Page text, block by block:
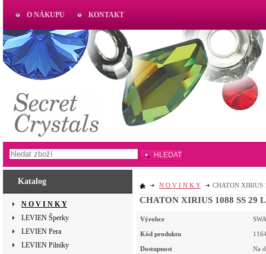
Katalog
N O V I N K Y
LEVIEN Šperky
LEVIEN Pera
LEVIEN Pilníky
N O V I N K Y CHATON XIRIUS
CHATON XIRIUS 1088 SS 29
Výrobce
Kód produktu
Dostupnost Na
O NÁKUPU KONTAKT
AKTUAL
www.aktual-koralky.cz
HLEDAT